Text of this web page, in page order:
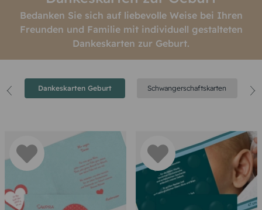
Bedanken Sie sich auf liebevolle Weise bei Ihren
Freunden und Familie mit individuell gestalteten
Dankeskarten zur Geburt.
Dankeskarten Geburt Schwangerschaftskarten